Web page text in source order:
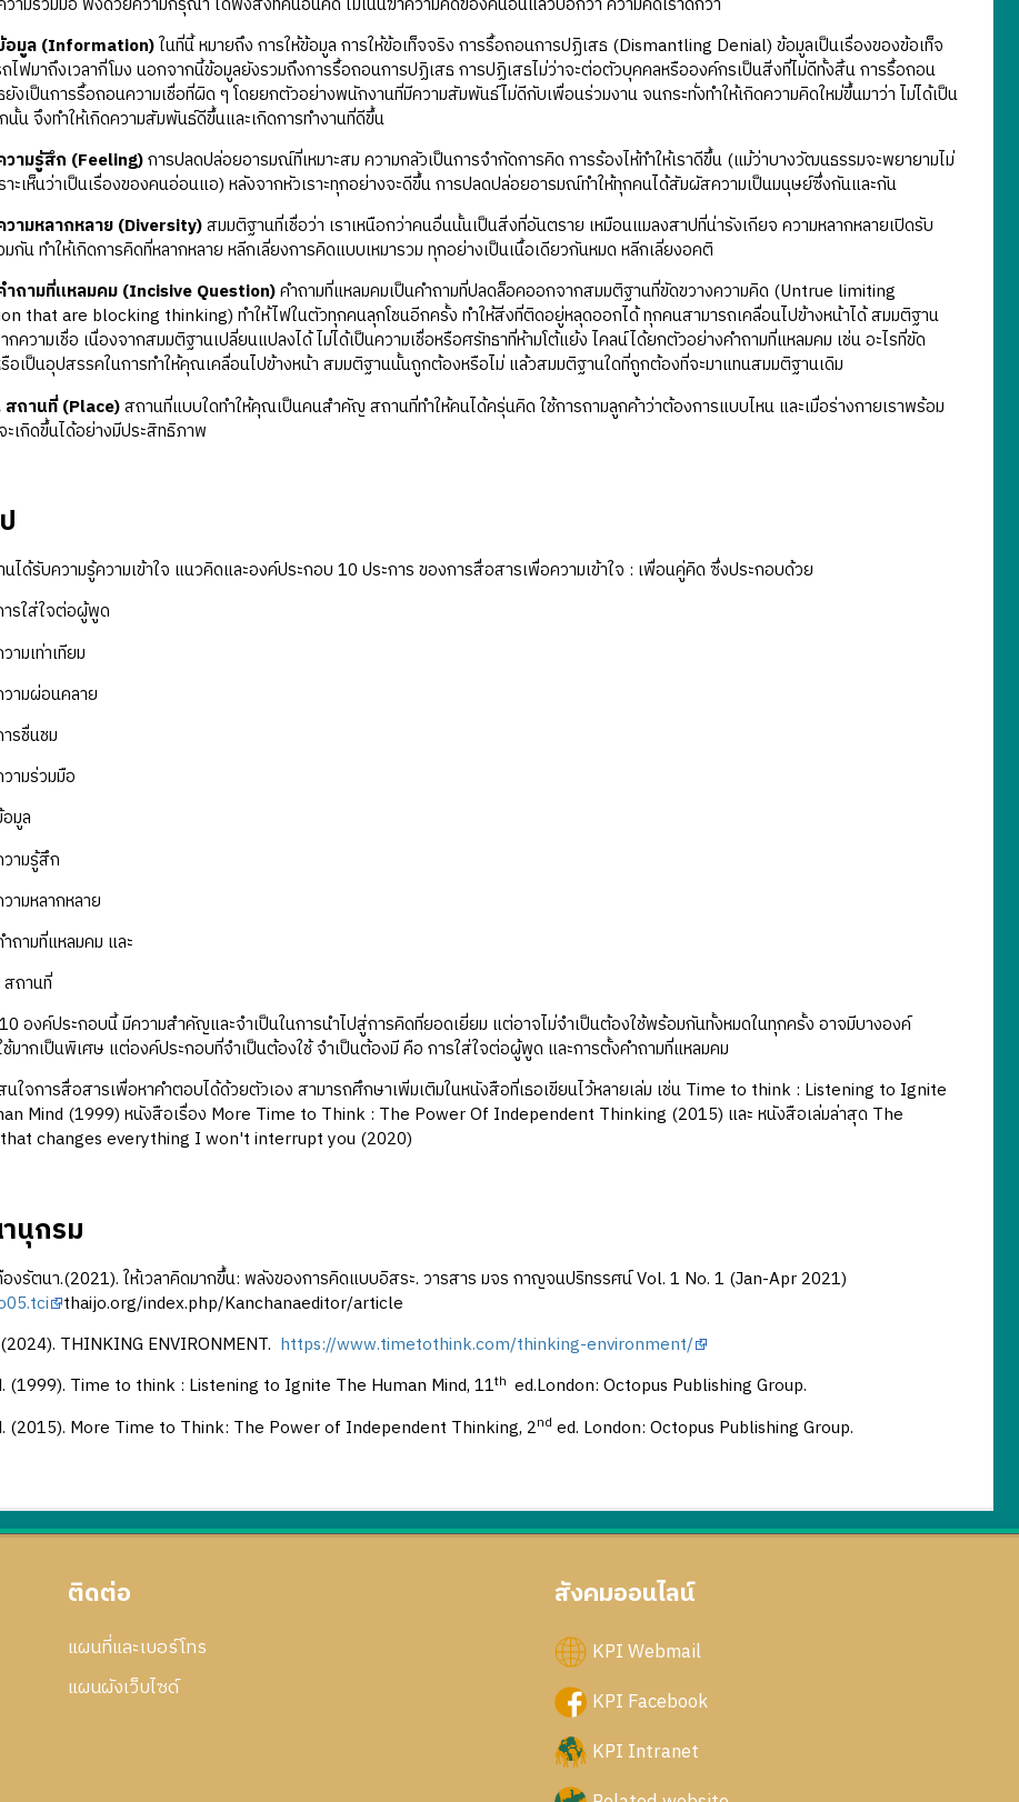
อมูล (Information)ในที่นี้ หมายถึง การให้ข้อมูล การให้ข้อเท็จจริง การรื้อถอนการปฏิเสธ (Dismantling Denial) ข้อมูลเป็นเรื่องของข้อเท็จ
ถไฟมาถึงเวลากี่โมง นอกจากนี้ข้อมูลยังรวมถึงการรื้อถอนการปฏิเสธ การปฏิเสธไม่ว่าจะต่อตัวบุคคลหรือองค์กรเป็นสิ่งที่ไม่ดีทั้งสิ้น การรื้อถอน
งเป็นการรื้อถอนความเชื่อที่ผิด ๆ โดยยกตัวอย่างพนักงานที่มีความสัมพันธ์ไม่ดีกับเพื่อนร่วมงาน จนกระทั่งทำให้เกิดความคิดใหม่ขึ้นมาว่า ไม่ได้เป็น
นั้น จึงทำให้เกิดความสัมพันธ์ดีขึ้นและเกิดการทำงานที่ดีขึ้น
วามรู้สึก (Feeling)การปลดปล่อยอารมณ์ที่เหมาะสม ความกลัวเป็นการจำกัดการคิด การร้องไห้ทำให้เราดีขึ้น (แม้ว่าบางวัฒนธรรมจะพยายามไม่
าะเห็นว่าเป็นเรื่องของคนอ่อนแอ) หลังจากหัวเราะทุกอย่างจะดีขึ้น การปลดปล่อยอารมณ์ทำให้ทุกคนได้สัมผัสความเป็นมนุษย์ซึ่งกันและกัน
วามหลากหลาย (Diversity)สมมติฐานที่เชื่อว่า เราเหนือกว่าคนอื่นนั้นเป็นสิ่งที่อันตราย เหมือนแมลงสาปที่น่ารังเกียจ ความหลากหลายเปิดรับ
กัน ทำให้เกิดการคิดที่หลากหลาย หลีกเลี่ยงการคิดแบบเหมารวม ทุกอย่างเป็นเนื้อเดียวกันหมด หลีกเลี่ยงอคติ
ำถามที่แหลมคม (Incisive Question)คำถามที่แหลมคมเป็นคำถามที่ปลดล็อคออกจากสมมติฐานที่ขัดขวางความคิด (Untrue limiting
that are blocking thinking) ทำให้ไฟในตัวทุกคนลุกโชนอีกครั้ง ทำให้สิ่งที่ติดอยู่หลุดออกได้ ทุกคนสามารถเคลื่อนไปข้างหน้าได้ สมมติฐาน
ความเชื่อ เนื่องจากสมมติฐานเปลี่ยนแปลงได้ ไม่ได้เป็นความเชื่อหรือศรัทธาที่ห้ามโต้แย้ง ไคลน์ได้ยกตัวอย่างคำถามที่แหลมคม เช่น อะไรที่ขัด
อเป็นอุปสรรคในการทำให้คุณเคลื่อนไปข้างหน้า สมมติฐานนั้นถูกต้องหรือไม่ แล้วสมมติฐานใดที่ถูกต้องที่จะมาแทนสมมติฐานเดิม
สถานที่ (Place)สถานที่แบบใดทำให้คุณเป็นคนสำคัญ สถานที่ทำให้คนได้ครุ่นคิด ใช้การถามลูกค้าว่าต้องการแบบไหน และเมื่อร่างกายเราพร้อม
เกิดขึ้นได้อย่างมีประสิทธิภาพ
บความรู้ความเข้าใจ แนวคิดและองค์ประกอบ 10 ประการ ของการสื่อสารเพื่อความเข้าใจ : เพื่อนคู่คิด ซึ่งประกอบด้วย
ส่ใจต่อผู้พูด
เท่าเทียม
ผ่อนคลาย
ชื่นชม
ร่วมมือ
ล
มรู้สึก
หลากหลาย
มที่แหลมคม และ
านที่
ค์ประกอบนี้ มีความสำคัญและจำเป็นในการนำไปสู่การคิดที่ยอดเยี่ยม แต่อาจไม่จำเป็นต้องใช้พร้อมกันทั้งหมดในทุกครั้ง อาจมีบางองค์
มากเป็นพิเศษ แต่องค์ประกอบที่จำเป็นต้องใช้ จำเป็นต้องมี คือ การใส่ใจต่อผู้พูด และการตั้งคำถามที่แหลมคม
ารสื่อสารเพื่อหาคำตอบได้ด้วยตัวเอง สามารถศึกษาเพิ่มเติมในหนังสือที่เธอเขียนไว้หลายเล่ม เช่น Time to think : Listening to Ignite
Mind (1999) หนังสือเรื่อง More Time to Think : The Power Of Independent Thinking (2015) และ หนังสือเล่มล่าสุด The
changes everything I won't interrupt you (2020)
นุกรม
องรัตนา.(2021). ให้เวลาคิดมากขึ้น: พลังของการคิดแบบอิสระ. วารสาร มจร กาญจนปริทรรศน์ Vol. 1 No. 1 (Jan-Apr 2021)
thaijo.org/index.php/Kanchanaeditor/article
THINKING ENVIRONMENT. https://www.timetothink.com/thinking-environment/
(1999). Time to think : Listening to Ignite The Human Mind, 11th ed.London: Octopus Publishing Group.
(2015). More Time to Think: The Power of Independent Thinking, 2nd ed. London: Octopus Publishing Group.
ติดต่อ
แผนที่และเบอร์โทร
แผนผังเว็บไซด์
สังคมออนไลน์
KPI Webmail
KPI Facebook
KPI Intranet